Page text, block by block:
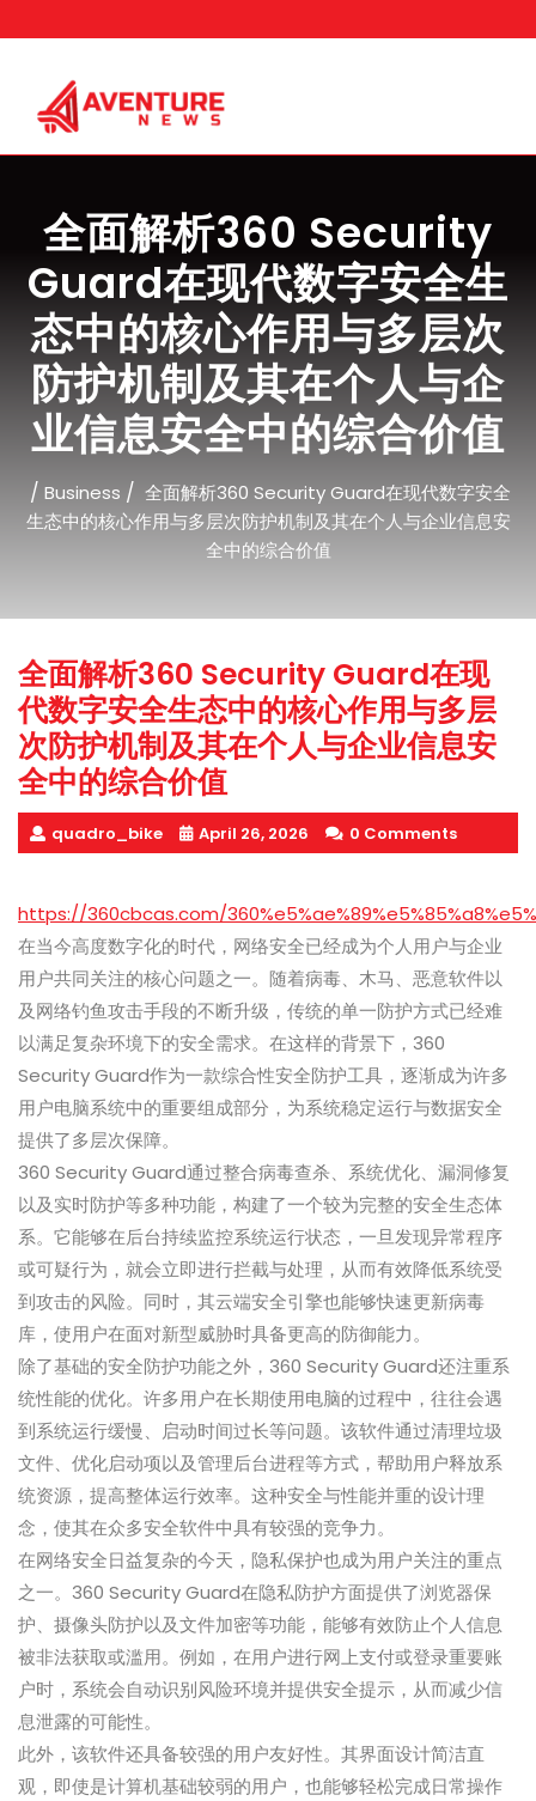
to
全面解析360 Security
Guard在现代数字安全生
态中的核心作用与多层次
防护机制及其在个人与企
业信息安全中的综合价值
/ Business / 全面解析360 Security Guard在现代数字安全
生态中的核心作用与多层次防护机制及其在个人与企业信息安
全中的综合价值
全面解析360 Security Guard在现
代数字安全生态中的核心作用与多层
次防护机制及其在个人与企业信息安
全中的综合价值
quadro_bike April 26, 2026 0 Comments
https://360cbcas.com/
在当今高度数字化的时代，网络安全已经成为个人用户与企业
用户共同关注的核心问题之一。随着病毒、木马、恶意软件以
及网络钓鱼攻击手段的不断升级，传统的单一防护方式已经难
以满足复杂环境下的安全需求。在这样的背景下，360
Security Guard作为一款综合性安全防护工具，逐渐成为许多
用户电脑系统中的重要组成部分，为系统稳定运行与数据安全
提供了多层次保障。
360 Security Guard通过整合病毒查杀、系统优化、漏洞修复
以及实时防护等多种功能，构建了一个较为完整的安全生态体
系。它能够在后台持续监控系统运行状态，一旦发现异常程序
或可疑行为，就会立即进行拦截与处理，从而有效降低系统受
到攻击的风险。同时，其云端安全引擎也能够快速更新病毒
库，使用户在面对新型威胁时具备更高的防御能力。
除了基础的安全防护功能之外，360 Security Guard还注重系
统性能的优化。许多用户在长期使用电脑的过程中，往往会遇
到系统运行缓慢、启动时间过长等问题。该软件通过清理垃圾
文件、优化启动项以及管理后台进程等方式，帮助用户释放系
统资源，提高整体运行效率。这种安全与性能并重的设计理
念，使其在众多安全软件中具有较强的竞争力。
在网络安全日益复杂的今天，隐私保护也成为用户关注的重点
之一。360 Security Guard在隐私防护方面提供了浏览器保
护、摄像头防护以及文件加密等功能，能够有效防止个人信息
被非法获取或滥用。例如，在用户进行网上支付或登录重要账
户时，系统会自动识别风险环境并提供安全提示，从而减少信
息泄露的可能性。
此外，该软件还具备较强的用户友好性。其界面设计简洁直
观，即使是计算机基础较弱的用户，也能够轻松完成日常操作